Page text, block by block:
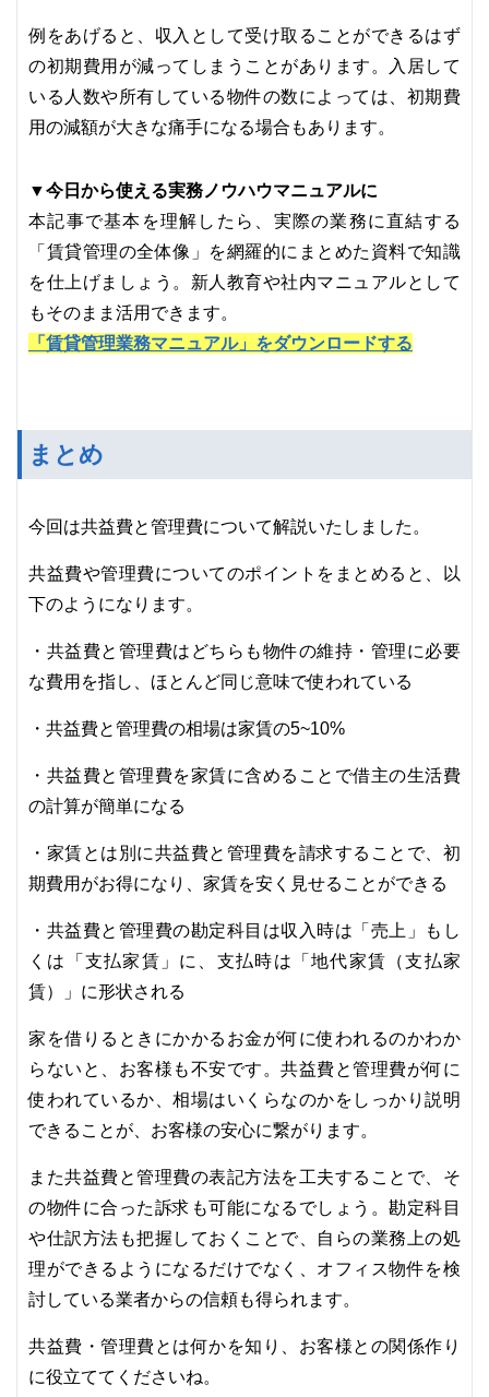
例をあげると、収入として受け取ることができるはず
の初期費用が減ってしまうことがあります。入居して
いる人数や所有している物件の数によっては、初期費
用の減額が大きな痛手になる場合もあります。
▼今日から使える実務ノウハウマニュアルに
本記事で基本を理解したら、実際の業務に直結する
「賃貸管理の全体像」を網羅的にまとめた資料で知識
を仕上げましょう。新人教育や社内マニュアルとして
もそのまま活用できます。
「賃貸管理業務マニュアル」をダウンロードする
まとめ
今回は共益費と管理費について解説いたしました。
共益費や管理費についてのポイントをまとめると、以
下のようになります。
・共益費と管理費はどちらも物件の維持・管理に必要
な費用を指し、ほとんど同じ意味で使われている
・共益費と管理費の相場は家賃の5~10%
・共益費と管理費を家賃に含めることで借主の生活費
の計算が簡単になる
・家賃とは別に共益費と管理費を請求することで、初
期費用がお得になり、家賃を安く見せることができる
・共益費と管理費の勘定科目は収入時は「売上」もし
くは「支払家賃」に、支払時は「地代家賃（支払家
賃）」に形状される
家を借りるときにかかるお金が何に使われるのかわか
らないと、お客様も不安です。共益費と管理費が何に
使われているか、相場はいくらなのかをしっかり説明
できることが、お客様の安心に繋がります。
また共益費と管理費の表記方法を工夫することで、そ
の物件に合った訴求も可能になるでしょう。勘定科目
や仕訳方法も把握しておくことで、自らの業務上の処
理ができるようになるだけでなく、オフィス物件を検
討している業者からの信頼も得られます。
共益費・管理費とは何かを知り、お客様との関係作り
に役立ててくださいね。